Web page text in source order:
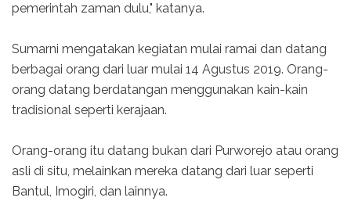
pemerintah zaman dulu," katanya.
Sumarni mengatakan kegiatan mulai ramai dan datang
berbagai orang dari luar mulai 14 Agustus 2019. Orang-
orang datang berdatangan menggunakan kain-kain
tradisional seperti kerajaan.
Orang-orang itu datang bukan dari Purworejo atau orang
asli di situ, melainkan mereka datang dari luar seperti
Bantul, Imogiri, dan lainnya.